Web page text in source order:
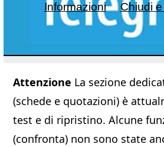
Attenzione La sezione
(schede e quotazioni) è
test e di ripristino. Alcune
(confronta) non sono state
Informazioni
Chiudi